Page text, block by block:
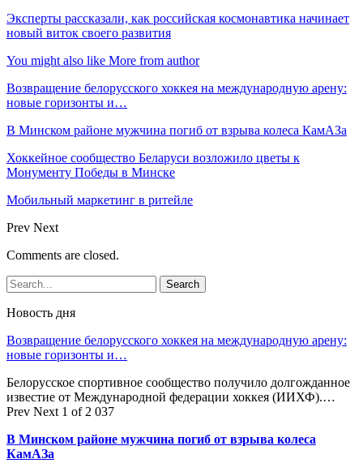
Эксперты рассказали, как российская космонавтика начинает
новый виток своего развития
You might also like More from author
Возвращение белорусского хоккея на международную арену:
новые горизонты и…
В Минском районе мужчина погиб от взрыва колеса КамАЗа
Хоккейное сообщество Беларуси возложило цветы к
Монументу Победы в Минске
Мобильный маркетинг в ритейле
Prev Next
Comments are closed.
Новость дня
Возвращение белорусского хоккея на международную арену:
новые горизонты и…
Белорусское спортивное сообщество получило долгожданное
известие от Международной федерации хоккея (ИИХФ).…
Prev Next 1 of 2 037
В Минском районе мужчина погиб от взрыва колеса
КамАЗа